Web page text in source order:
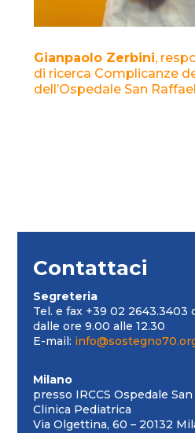
Gianpaolo Zerbini,
di ricerca Complicanze
dell’Ospedale San
Contattaci
Segreteria
Tel. e fax +39 02 2643.3403
dalle ore 9.00 alle 12.30
E-mail:
Milano
presso IRCCS Ospedale
Clinica Pediatrica
Via Olgettina, 60 – 20132